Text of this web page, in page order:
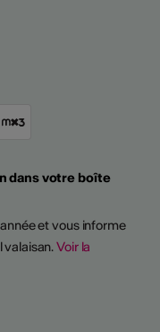
dans votre boîte
et vous informe
valaisan.Voir la